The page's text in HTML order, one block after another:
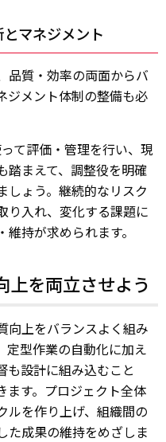
マネジメント
品質・効率の両面からバ
ジメント体制の整備も必
て評価・管理を行い、現
踏まえて、調整役を明確
しょう。継続的なリスク
り入れ、変化する課題に
持が求められます。
上を両立させよう
向上をバランスよく組み
定型作業の自動化に加え
も設計に組み込むこと
ます。プロジェクト全体
ルを作り上げ、組織間の
た成果の維持をめざしま